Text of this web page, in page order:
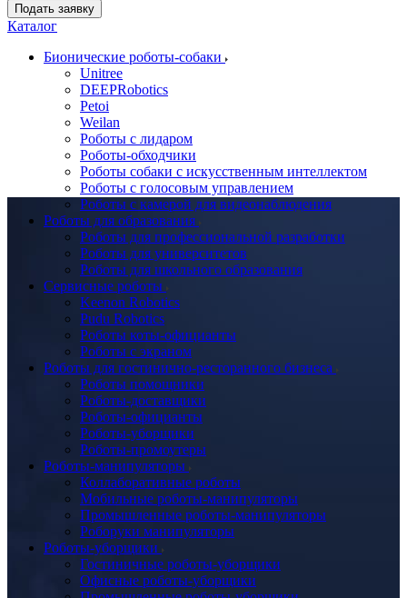
Подать заявку
Каталог
Бионические роботы-собаки
Unitree
DEEPRobotics
Petoi
Weilan
Роботы с лидаром
Роботы-обходчики
Роботы собаки с искусственным интеллектом
Роботы с голосовым управлением
Роботы с камерой для видеонаблюдения
Роботы для образования
Роботы для профессиональной разработки
Роботы для университетов
Роботы для школьного образования
Сервисные роботы
Keenon Robotics
Pudu Robotics
Роботы коты-официанты
Роботы с экраном
Роботы для гостинично-ресторанного бизнеса
Роботы помощники
Роботы-доставщики
Роботы-официанты
Роботы-уборщики
Роботы-промоутеры
Роботы-манипуляторы
Коллаборативные роботы
Мобильные роботы-манипуляторы
Промышленные роботы-манипуляторы
Роборуки манипуляторы
Роботы-уборщики
Гостиничные роботы-уборщики
Офисные роботы-уборщики